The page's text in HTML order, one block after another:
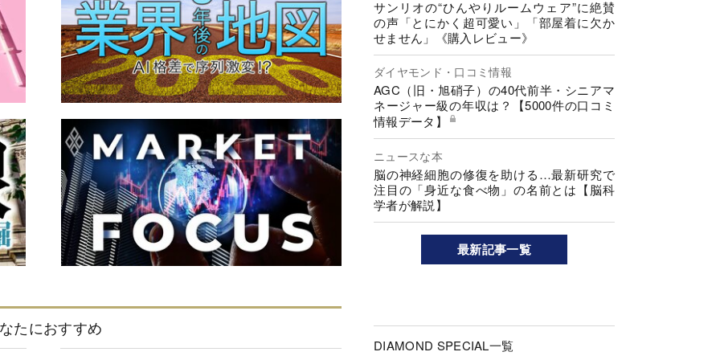
たにおすすめ
サンリオの“ひんやりルームウェア”に絶賛
の声「とにかく超可愛い」「部屋着に欠か
せません」《購入レビュー》
ダイヤモンド・口コミ情報
AGC（旧・旭硝子）の40代前半・シニアマ
ネージャー級の年収は？【5000件の口コミ
情報データ】
ニュースな本
脳の神経細胞の修復を助ける…最新研究で
注目の「身近な食べ物」の名前とは【脳科
学者が解説】
最新記事一覧
DIAMOND SPECIAL一覧